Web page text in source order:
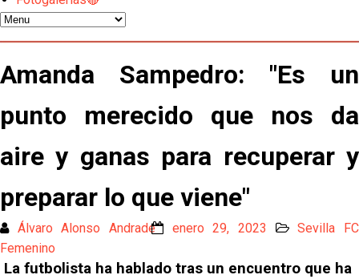
Djibril Sow pone rumbo a Italia para firmar su nuevo
contrato con el Genoa
Kochorashvili, seria opción para reforzar el centro
del campo sevillista
Sow muy cerca de cerrar su traspaso al Genoa
Oso es el siguiente en la lista para salir
El Sevilla FC oficializa la cesión de Rafa Mir al Aris
de Salónica
Juanlu se marcha traspasado al Bournemouth
Amanda Sampedro: "Es un
punto merecido que nos da
aire y ganas para recuperar y
preparar lo que viene"
Álvaro Alonso Andrade enero 29, 2023
Sevilla FC
Femenino
La futbolista ha hablado tras un encuentro que ha